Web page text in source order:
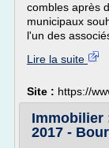
combles après
municipaux
l'un des
Lire la suite
Site : https://
Immobilier
2017 -